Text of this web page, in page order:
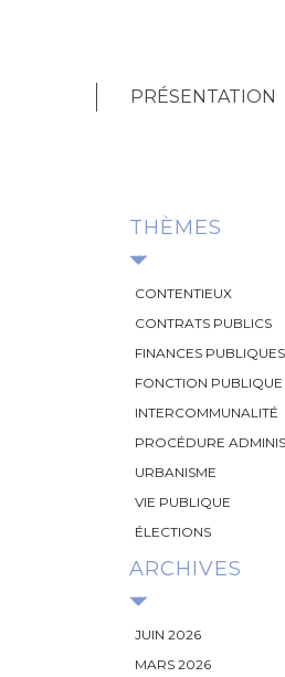
PRÉSENTATION
THÈMES
CONTENTIEUX
CONTRATS PUBLICS
FINANCES
FONCTION PUBLIQUE
INTERCOMMUNALITÉ
PROCÉDURE
URBANISME
VIE PUBLIQUE
ÉLECTIONS
ARCHIVES
JUIN 2026
MARS 2026